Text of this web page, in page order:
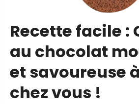
Recette facile :
au chocolat
et savoureuse
chez vous !